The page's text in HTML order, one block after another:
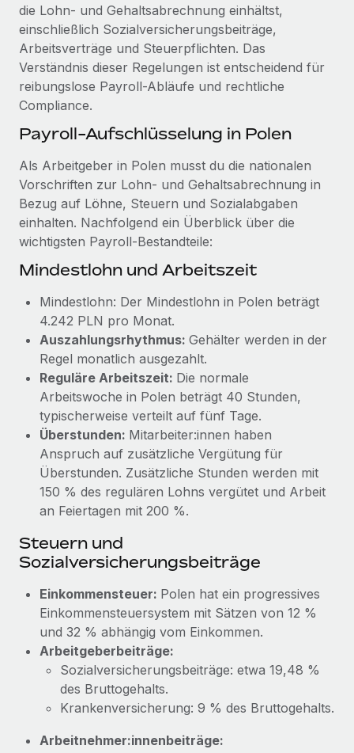
Background-Checks
Einfacheres Bewerber:innen-Screening
Compliance Watchtower
Lückenlose Compliance
Geräteverwaltung
Globale Bereitstellung und Verfolgung von IT-
Geräten
Gründung von Niederlassungen
Schnelle, rechtssichere Gründung von
Niederlassungen
Mobilität und Relocation
Benefits
Mühelose Verwaltung von Benefits
So hat der KI-Vorreiter Weaviate sein Team mit
Remote um 120 % vergrößert
Weaviate auf einen Blick Weaviate entwickelt KI-basierte
Open-Source-Infrastrukturen. Das...
Revolution des Enterprise Contractor
Managements – die Erfolgsgeschichte einer
globalen Content-Agentur mit Remote
Transformation einer weltweit erfolgreichen...
Mehr erfahren
Hol dir Unterstützung
BLOG
Contractor Management
Steuern
Den Blog erkunden
BLOG
Neues zu Remote-Produkten: Integration mit
Gusto und Zero und Contractor Management
Plus
Auch im neuen Jahr wollen wir bei Remote Unternehmen
aller Größen dabei unterstützen, die beste...
Mehr erfahren
Wie Phiture 55 Mitarbeiter:innen in 19 Ländern
mit Remote verwaltet
Phiture ist der unumstrittene Marktführer im Bereich der
Wachstumsberatung für mobile Apps. Das...
Mehr erfahren
die Lohn- und Gehaltsabrechnung einhältst,
einschließlich Sozialversicherungsbeiträge,
Arbeitsverträge und Steuerpflichten. Das
Verständnis dieser Regelungen ist entscheidend für
reibungslose Payroll-Abläufe und rechtliche
Compliance.
Payroll-Aufschlüsselung in Polen
Als Arbeitgeber in Polen musst du die nationalen
Vorschriften zur Lohn- und Gehaltsabrechnung in
Bezug auf Löhne, Steuern und Sozialabgaben
einhalten. Nachfolgend ein Überblick über die
wichtigsten Payroll-Bestandteile:
Mindestlohn und Arbeitszeit
Mindestlohn: Der Mindestlohn in Polen beträgt
4.242 PLN pro Monat.
Auszahlungsrhythmus: Gehälter werden in der
Regel monatlich ausgezahlt.
Reguläre Arbeitszeit: Die normale
Arbeitswoche in Polen beträgt 40 Stunden,
typischerweise verteilt auf fünf Tage.
Überstunden: Mitarbeiter:innen haben
Anspruch auf zusätzliche Vergütung für
Überstunden. Zusätzliche Stunden werden mit
150 % des regulären Lohns vergütet und Arbeit
an Feiertagen mit 200 %.
Steuern und
Sozialversicherungsbeiträge
Einkommensteuer: Polen hat ein progressives
Einkommensteuersystem mit Sätzen von 12 %
und 32 % abhängig vom Einkommen.
Arbeitgeberbeiträge:
Sozialversicherungsbeiträge: etwa 19,48 %
des Bruttogehalts.
Krankenversicherung: 9 % des Bruttogehalts.
Arbeitnehmer:innenbeiträge: